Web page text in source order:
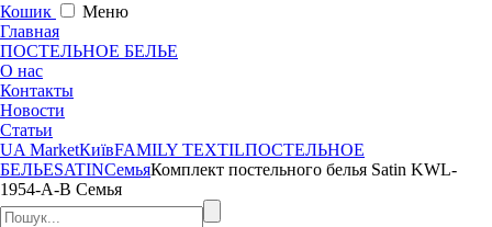
Кошик
Меню
Главная
ПОСТЕЛЬНОЕ БЕЛЬЕ
О нас
Контакты
Новости
Статьи
UA MarketКиївFAMILY TEXTILПОСТЕЛЬНОЕ
БЕЛЬЕSATINСемьяКомплект постельного белья Satin KWL-
1954-A-B Семья